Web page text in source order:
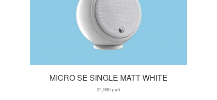
MICRO SE SINGLE MATT WHITE
24,990руб